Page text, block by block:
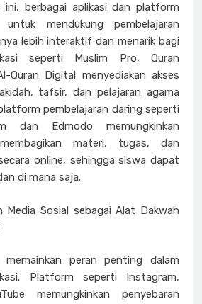
berbagai aplikasi dan platform
mendukung pembelajaran
lebih interaktif dan menarik bagi
seperti Muslim Pro, Quran
Quran Digital menyediakan akses
tafsir, dan pelajaran agama
pembelajaran daring seperti
dan Edmodo memungkinkan
materi, tugas, dan
online, sehingga siswa dapat
di mana saja.
Media Sosial sebagai Alat Dakwah
peran penting dalam
Platform seperti Instagram,
memungkinkan penyebaran